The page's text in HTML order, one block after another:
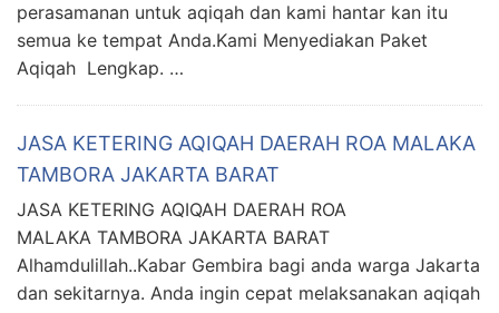
perasamanan untuk aqiqah dan kami hantar kan itu
semua ke tempat Anda.Kami Menyediakan Paket
Aqiqah Lengkap. …
JASA KETERING AQIQAH DAERAH ROA MALAKA
TAMBORA JAKARTA BARAT
JASA KETERING AQIQAH DAERAH ROA
MALAKA TAMBORA JAKARTA BARAT
Alhamdulillah..Kabar Gembira bagi anda warga Jakarta
dan sekitarnya. Anda ingin cepat melaksanakan aqiqah